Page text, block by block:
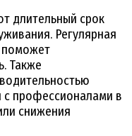
длительный срок
Регулярная
поможет
Также
с профессионалами в
снижения